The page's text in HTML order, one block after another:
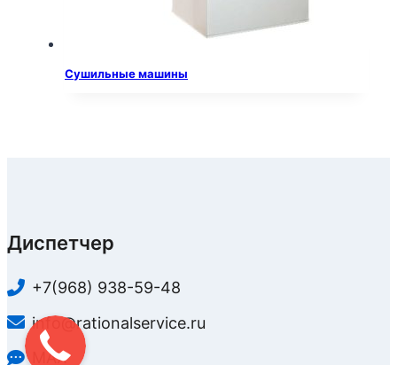
Сушильные машины
Диспетчер
+7(968) 938-59-48
info@rationalservice.ru
MAX